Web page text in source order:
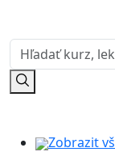
Zobrazit